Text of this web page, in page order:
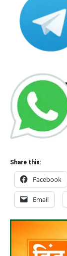
Share this:
Facebook
Email